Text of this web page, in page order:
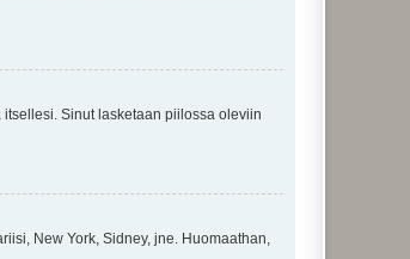
Sinut lasketaan piilossa oleviin
New York, Sidney, jne. Huomaathan,